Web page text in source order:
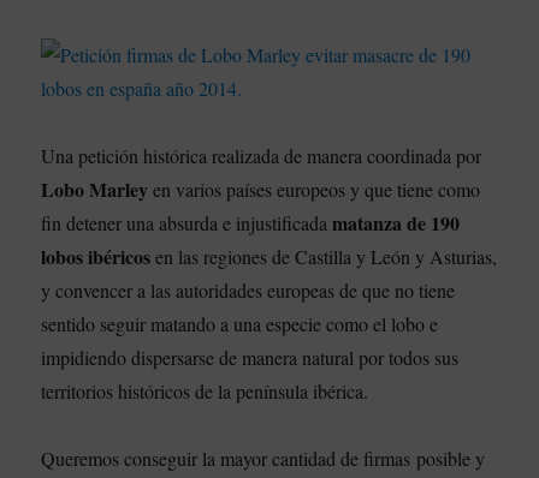
Una petición histórica realizada de manera coordinada por
Lobo Marleyen varios países europeos y que tiene como
fin detener una absurda e injustificadamatanza de 190
lobos ibéricosen las regiones de Castilla y León y Asturias,
y convencer a las autoridades europeas de que no tiene
sentido seguir matando a una especie como el lobo e
impidiendo dispersarse de manera natural por todos sus
territorios históricos de la península ibérica.
Queremos conseguir la mayor cantidad de firmas posible y